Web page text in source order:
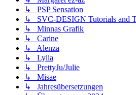
↳ PSP Sensation
↳ SVC-DESIGN Tutorials and
↳ Minnas Grafik
↳ Carine
↳ Alenza
↳ Lylia
↳ PrettyJu/Julie
↳ Misae
↳ Jahresübersetzungen